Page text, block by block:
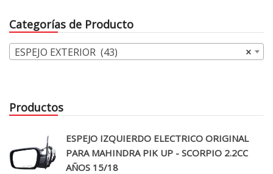
Categorías de Producto
×
ESPEJO EXTERIOR (43)
Productos
ESPEJO IZQUIERDO ELECTRICO ORIGINAL
PARA MAHINDRA PIK UP - SCORPIO 2.2CC
AÑOS 15/18